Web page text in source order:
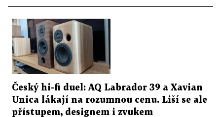
Český hi-fi duel: AQ Labrador 39 a Xavian
Unica lákají na rozumnou cenu. Liší se ale
přístupem, designem i zvukem